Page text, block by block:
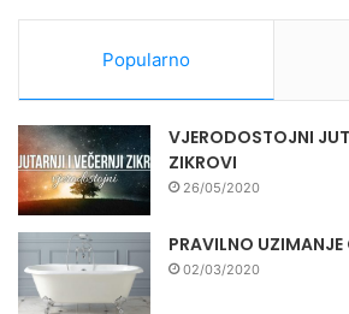
Popularno
VJERODOSTOJNI
ZIKROVI
26/05/2020
PRAVILNO UZIMANJE
02/03/2020